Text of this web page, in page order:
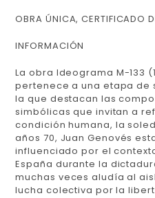
OBRA ÚNICA, CERTIFICADO
INFORMACIÓN
La obra Ideograma M-133
pertenece a una etapa de
la que destacan las
simbólicas que invitan a
condición humana, la
años 70, Juan Genovés
influenciado por el
España durante la
muchas veces aludía al
lucha colectiva por la